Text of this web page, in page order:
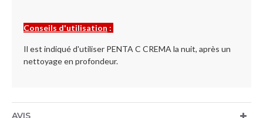
Conseils d'utilisation :
Il est indiqué d'utiliser PENTA C CREMA la nuit, après un
nettoyage en profondeur.
AVIS